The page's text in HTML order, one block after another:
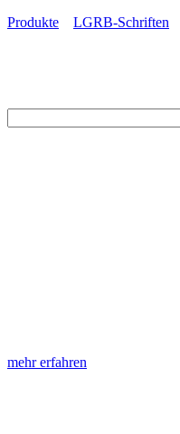
Produkte
LGRB-Schriften
mehr erfahren